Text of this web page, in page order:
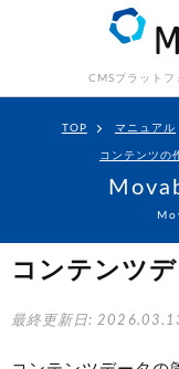
CMSプラット
TOP マニュアル
コンテンツの
コンテンツ
最終更新日: